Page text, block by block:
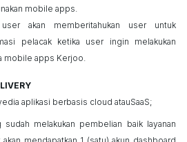
mobile apps.
userakan memberitahukan user
untuk
pelacak ketika useringin melakukan
mobile apps Kerjoo.
aplikasi berbasis cloud atauSaaS;
melakukan pembelian baik layanan